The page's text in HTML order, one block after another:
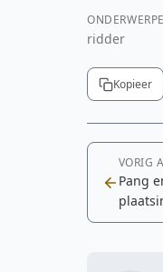
ridder
Kopieer
VORIG
Pang